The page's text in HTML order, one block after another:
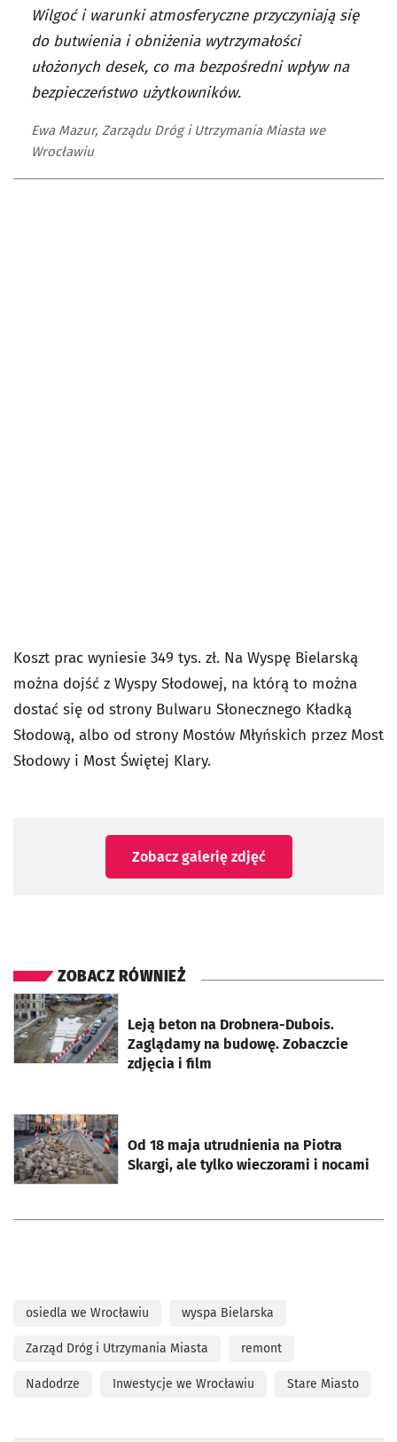
Wilgoć i warunki atmosferyczne przyczyniają się
do butwienia i obniżenia wytrzymałości
ułożonych desek, co ma bezpośredni wpływ na
bezpieczeństwo użytkowników.
Ewa Mazur, Zarządu Dróg i Utrzymania Miasta we
Wrocławiu
Koszt prac wyniesie 349 tys. zł. Na Wyspę Bielarską
można dojść z Wyspy Słodowej, na którą to można
dostać się od strony Bulwaru Słonecznego Kładką
Słodową, albo od strony Mostów Młyńskich przez Most
Słodowy i Most Świętej Klary.
Zobacz galerię zdjęć
ZOBACZ RÓWNIEŻ
Leją beton na Drobnera-Dubois.
Zaglądamy na budowę. Zobaczcie
zdjęcia i film
otworzy się w nowej karcie
Od 18 maja utrudnienia na Piotra
Skargi, ale tylko wieczorami i nocami
otworzy się w nowej karcie
osiedla we Wrocławiu wyspa Bielarska
Zarząd Dróg i Utrzymania Miasta remont
Nadodrze Inwestycje we Wrocławiu Stare Miasto